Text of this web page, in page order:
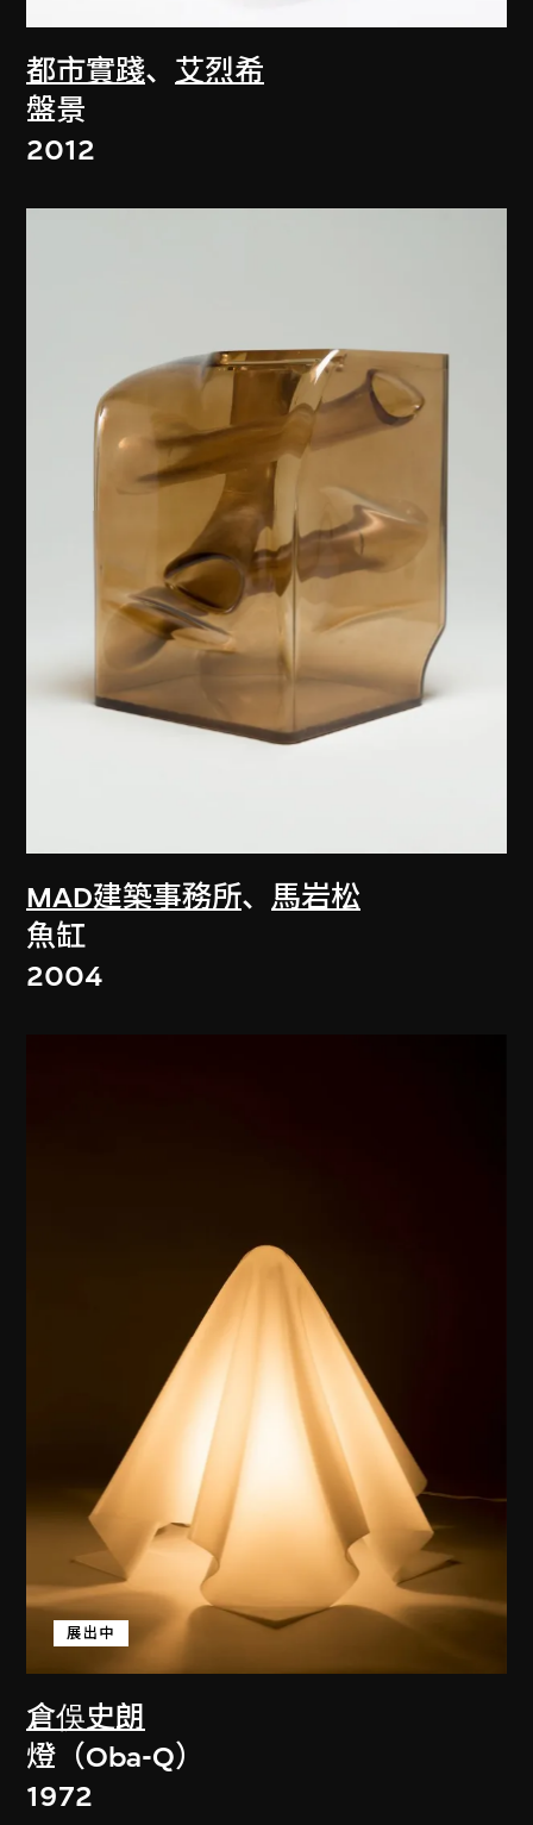
都市實踐、 艾烈希
盤景
2012
MAD建築事務所、 馬岩松
魚缸
2004
倉俁史朗
展出中
燈（Oba-Q）
1972